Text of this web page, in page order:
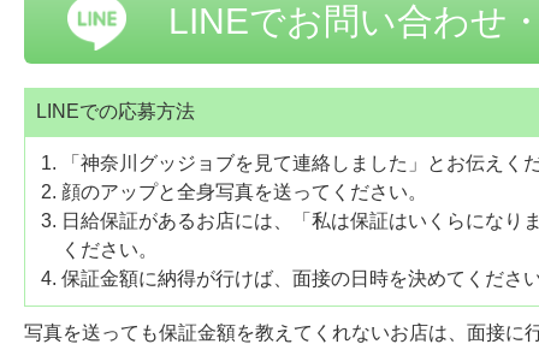
LINEでお問い合わせ
LINEでの応募方法
「神奈川グッジョブを見て連絡しました」とお伝えく
顔のアップと全身写真を送ってください。
日給保証があるお店には、「私は保証はいくらになり
ください。
保証金額に納得が行けば、面接の日時を決めてくださ
写真を送っても保証金額を教えてくれないお店は、面接に